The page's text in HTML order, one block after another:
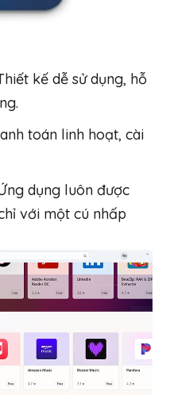
kế dễ sử dụng, hỗ
toán linh hoạt, cài
dụng luôn được
với một cú nhấp